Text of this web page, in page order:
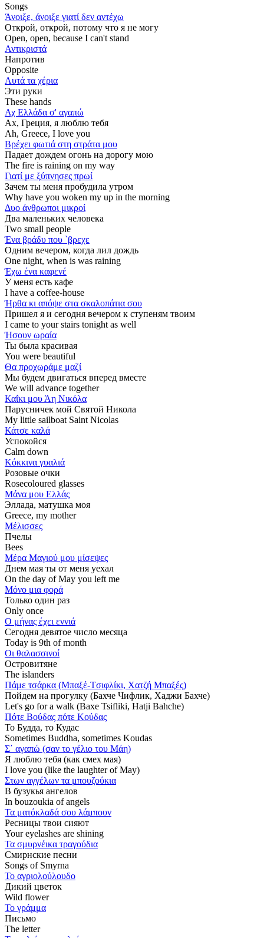
Songs
Άνοιξε, άνοιξε γιατί δεν αντέχω
Открой, открой, потому что я не могу
Open, open, because I can't stand
Αντικριστά
Напротив
Opposite
Αυτά τα χέρια
Эти руки
These hands
Αχ Ελλάδα σ' αγαπώ
Ах, Греция, я люблю тебя
Ah, Greece, I love you
Βρέχει φωτιά στη στράτα μου
Падает дождем огонь на дорогу мою
The fire is raining on my way
Γιατί με ξύπνησες πρωί
Зачем ты меня пробудила утром
Why have you woken my up in the morning
Δυο άνθρωποι μικροί
Два маленьких человека
Two small people
Ένα βράδυ που `βρεχε
Одним вечером, когда лил дождь
One night, when is was raining
Έχω ένα καφενέ
У меня есть кафе
I have a coffee-house
Ήρθα κι απόψε στα σκαλοπάτια σου
Пришел я и сегодня вечером к ступеням твоим
I came to your stairs tonight as well
Ήσουν ωραία
Ты была красивая
You were beautiful
Θα προχωράμε μαζί
Мы будем двигаться вперед вместе
We will advance together
Καΐκι μου Άη Νικόλα
Парусничек мой Святой Никола
My little sailboat Saint Nicolas
Κάτσε καλά
Успокойся
Calm down
Κόκκινα γυαλιά
Розовые очки
Rosecoloured glasses
Μάνα μου Ελλάς
Эллада, матушка моя
Greece, my mother
Μέλισσες
Пчелы
Bees
Μέρα Μαγιού μου μίσεψες
Днем мая ты от меня уехал
On the day of May you left me
Μόνο μια φορά
Только один раз
Only once
Ο μήνας έχει εννιά
Сегодня девятое число месяца
Today is 9th of month
Οι θαλασσινοί
Островитяне
The islanders
Πάμε τσάρκα (Μπαξέ-Tσιφλίκι, Χατζή Μπαξές)
Пойдем на прогулку (Бахче Чифлик, Хаджи Бахче)
Let's go for a walk (Baxe Tsifliki, Hatji Bahche)
Πότε Βούδας πότε Κούδας
То Будда, то Кудас
Sometimes Buddha, sometimes Koudas
Σ΄ αγαπώ (σαν το γέλιο του Μάη)
Я люблю тебя (как смех мая)
I love you (like the laughter of May)
Στων αγγέλων τα μπουζούκια
В бузукья ангелов
In bouzoukia of angels
Τα ματόκλαδά σου λάμπουν
Ресницы твои сияют
Your eyelashes are shining
Τα σμυρνέικα τραγούδια
Смирнские песни
Songs of Smyrna
Το αγριολούλουδο
Дикий цветок
Wild flower
Το γράμμα
Письмо
The letter